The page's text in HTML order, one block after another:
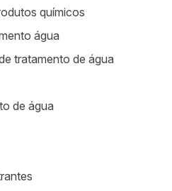
químicos
água
tratamento de água
de água